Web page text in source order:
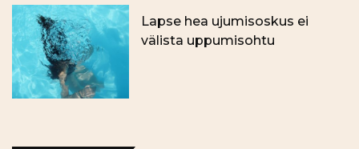
Lapse hea ujumisoskus ei
välista uppumisohtu